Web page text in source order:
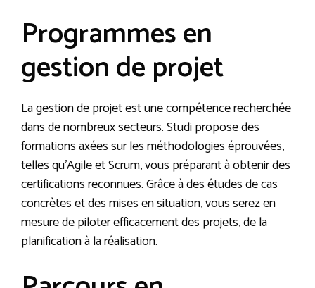
Programmes en
gestion de projet
La gestion de projet est une compétence recherchée
dans de nombreux secteurs. Studi propose des
formations axées sur les méthodologies éprouvées,
telles qu’Agile et Scrum, vous préparant à obtenir des
certifications reconnues. Grâce à des études de cas
concrètes et des mises en situation, vous serez en
mesure de piloter efficacement des projets, de la
planification à la réalisation.